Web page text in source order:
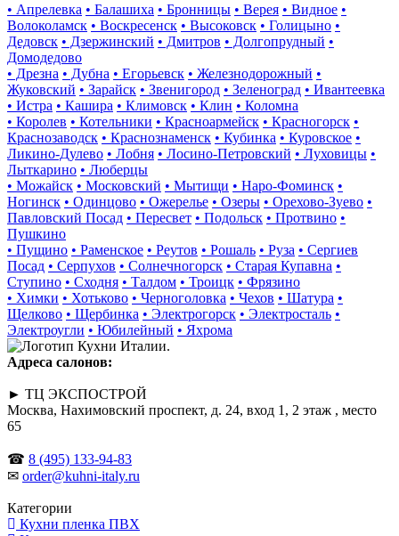
• Апрелевка • Балашиха • Бронницы • Верея • Видное •
Волоколамск • Воскресенск • Высоковск • Голицыно •
Дедовск • Дзержинский • Дмитров • Долгопрудный •
Домодедово
• Дрезна • Дубна • Егорьевск • Железнодорожный •
Жуковский • Зарайск • Звенигород • Зеленоград • Ивантеевка
• Истра • Кашира • Климовск • Клин • Коломна
• Королев • Котельники • Красноармейск • Красногорск •
Краснозаводск • Краснознаменск • Кубинка • Куровское •
Ликино-Дулево • Лобня • Лосино-Петровский • Луховицы •
Лыткарино • Люберцы
• Можайск • Московский • Мытищи • Наро-Фоминск •
Ногинск • Одинцово • Ожерелье • Озеры • Орехово-Зуево •
Павловский Посад • Пересвет • Подольск • Протвино •
Пушкино
• Пущино • Раменское • Реутов • Рошаль • Руза • Сергиев
Посад • Серпухов • Солнечногорск • Старая Купавна •
Ступино • Сходня • Талдом • Троицк • Фрязино
• Химки • Хотьково • Черноголовка • Чехов • Шатура •
Щелково • Щербинка • Электрогорск • Электросталь •
Электроугли • Юбилейный • Яхрома
Адреса салонов:
► ТЦ ЭКСПОСТРОЙ
Москва, Нахимовский проспект, д. 24, вход 1, 2 этаж , место
65
☎ 8 (495) 133-94-83
✉ order@kuhni-italy.ru
Категории
Кухни пленка ПВХ